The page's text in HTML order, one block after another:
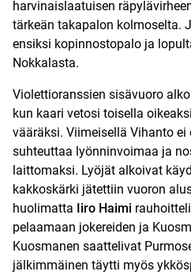
harvinaislaatuisen
tärkeän takapalon kolmoselta.
ensiksi kopinnostopalo ja
Nokkalasta.
Violettioranssien sisävuoro
kun kaari vetosi toisella
vääräksi. Viimeisellä Vihanto
suhteuttaa lyönninvoimaa ja
laittomaksi. Lyöjät alkoivat
kakkoskärki jätettiin vuoron
huolimatta Iiro Haimi
pelaamaan jokereiden ja
Kuosmanen saattelivat
jälkimmäinen täytti myös